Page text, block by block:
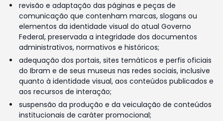
revisão e adaptação das páginas e peças de
comunicação que contenham marcas, slogans ou
elementos da identidade visual do atual Governo
Federal, preservada a integridade dos documentos
administrativos, normativos e históricos;
adequação dos portais, sites temáticos e perfis oficiais
do Ibram e de seus museus nas redes sociais, inclusive
quanto à identidade visual, aos conteúdos publicados e
aos recursos de interação;
suspensão da produção e da veiculação de conteúdos
institucionais de caráter promocional;